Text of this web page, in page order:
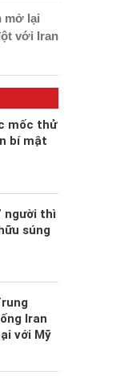
mở lại
với Iran
mốc thử
bí mật
người thì
súng
Iran
với Mỹ